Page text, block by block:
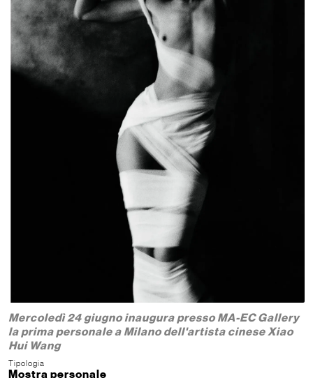
Mercoledì 24 giugno inaugura presso MA-EC Gallery
la prima personale a Milano dell'artista cinese Xiao
Hui Wang
Tipologia
Mostra personale